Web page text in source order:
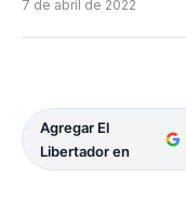
7 de abril de 2022
Agregar El
Libertador en